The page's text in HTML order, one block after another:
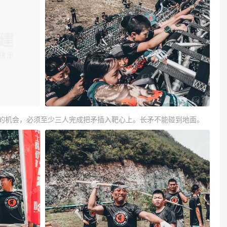
会，必须至少三人完成把矛插入靶心上。长矛不能碰到地面。